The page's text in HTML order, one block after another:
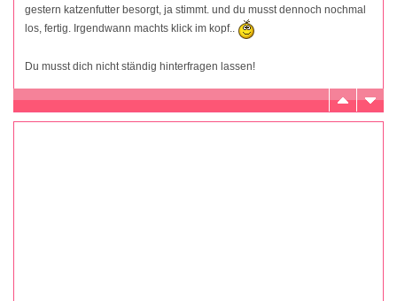
gestern katzenfutter besorgt, ja stimmt. und du musst dennoch nochmal
los, fertig. Irgendwann machts klick im kopf..
Du musst dich nicht ständig hinterfragen lassen!